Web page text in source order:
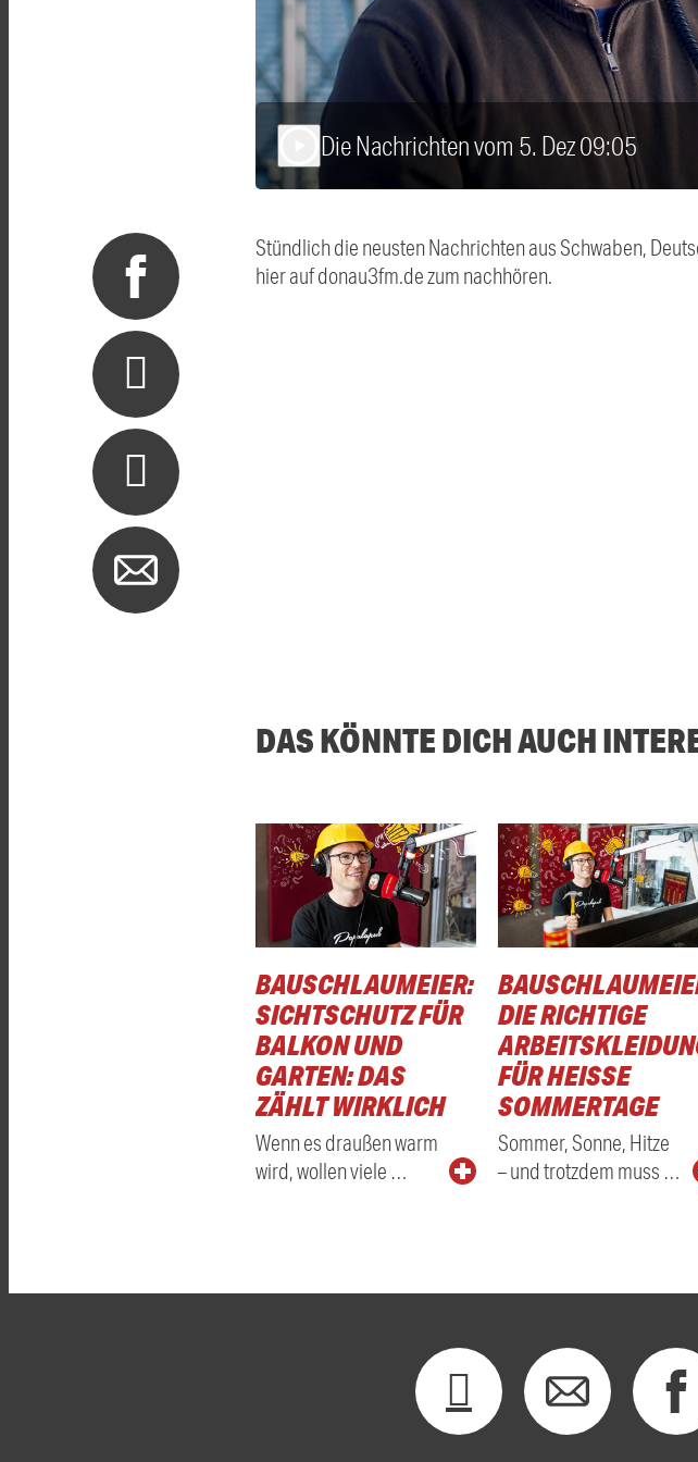
Die Nachrichten vom 5. Dez 09:05
Stündlich die neusten Nachrichten aus Schwaben,
hier auf donau3fm.de zum nachhören.
DAS KÖNNTE DICH AUCH
BAUSCHLAUMEIER:
SICHTSCHUTZ FÜR
BALKON UND
GARTEN: DAS
ZÄHLT WIRKLICH
Wenn es draußen warm
wird, wollen viele …
DIE RICHTIGE
FÜR HEISSE S
OMMERTAGE
Sommer, Sonne, Hitze
– und trotzdem muss …